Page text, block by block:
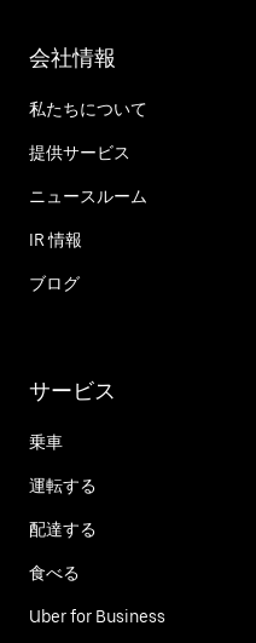
会社情報
私たちについて
提供サービス
ニュースルーム
IR 情報
ブログ
サービス
乗車
運転する
配達する
食べる
Uber for Business